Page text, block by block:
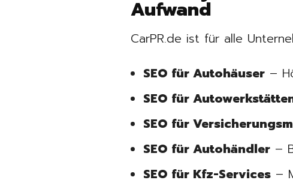
Aufwand
CarPR.de ist für alle
SEO für Autohäuser –
SEO für
SEO für
SEO für Autohändler –
SEO für Kfz-Services –